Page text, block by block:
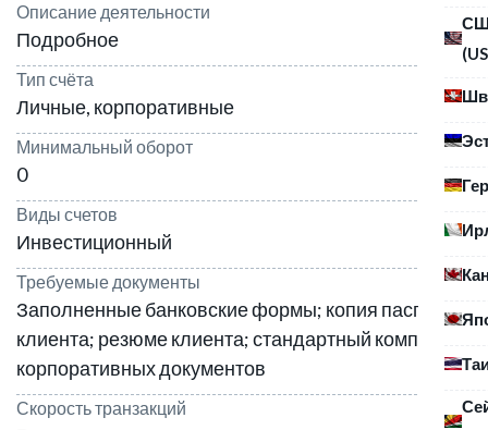
Описание деятельности
Подробное
Тип счёта
Личные, корпоративные
Минимальный оборот
0
Виды счетов
Инвестиционный
Требуемые документы
Заполненные банковские формы; копия паспорта
клиента; резюме клиента; стандартный комплект
корпоративных документов
Скорость транзакций